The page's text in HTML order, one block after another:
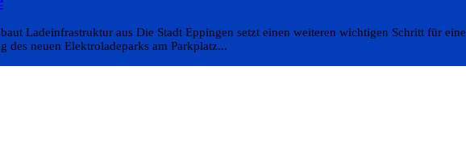
Ladeinfrastruktur aus Die Stadt Eppingen setzt einen weiteren wichtigen Schritt für eine
neuen Elektroladeparks am Parkplatz...